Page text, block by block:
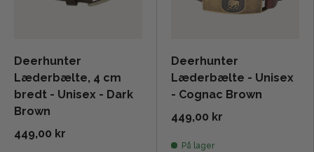
Deerhunter
Læderbælte, 4 cm
bredt - Unisex - Dark
Brown
449,00 kr
Deerhunter
Læderbælte - Unisex
- Cognac Brown
449,00 kr
På lager